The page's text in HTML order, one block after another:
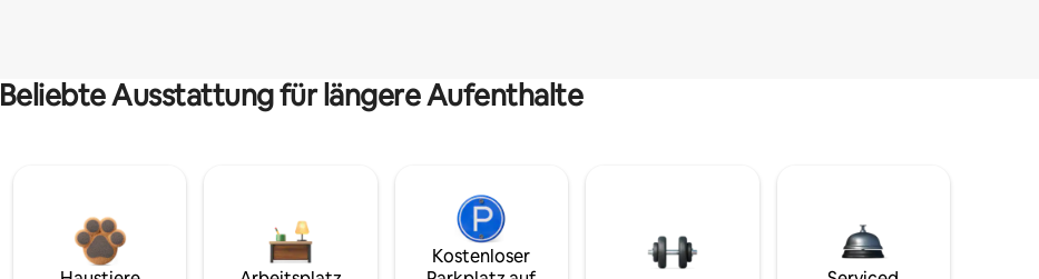
Beliebte Ausstattung für längere Aufenthalte
Kostenloser